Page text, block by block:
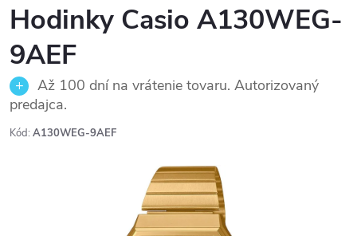
Hodinky Casio A130WEG-
9AEF
Až 100 dní na vrátenie tovaru. Autorizovaný
predajca.
Kód: A130WEG-9AEF